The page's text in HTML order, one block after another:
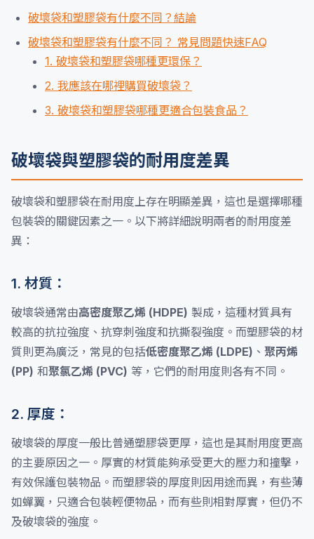
破壞袋和塑膠袋有什麼不同？結論
破壞袋和塑膠袋有什麼不同？ 常見問題快速FAQ
1. 破壞袋和塑膠袋哪種更環保？
2. 我應該在哪裡購買破壞袋？
3. 破壞袋和塑膠袋哪種更適合包裝食品？
破壞袋與塑膠袋的耐用度差異
破壞袋和塑膠袋在耐用度上存在明顯差異，這也是選擇哪種
包裝袋的關鍵因素之一。以下將詳細說明兩者的耐用度差
異：
1. 材質：
破壞袋通常由高密度聚乙烯 (HDPE) 製成，這種材質具有
較高的抗拉強度、抗穿刺強度和抗撕裂強度。而塑膠袋的材
質則更為廣泛，常見的包括低密度聚乙烯 (LDPE) 、 聚丙烯
(PP) 和聚氯乙烯 (PVC) 等，它們的耐用度則各有不同。
2. 厚度：
破壞袋的厚度一般比普通塑膠袋更厚，這也是其耐用度更高
的主要原因之一。厚實的材質能夠承受更大的壓力和撞擊，
有效保護包裝物品。而塑膠袋的厚度則因用途而異，有些薄
如蟬翼，只適合包裝輕便物品，而有些則相對厚實，但仍不
及破壞袋的強度。